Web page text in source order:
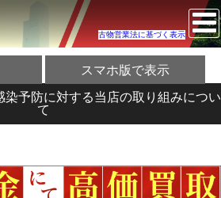
古物営業法に基づく表示
スマホ版で表示
染予防に対する当店の取り組みについ
て